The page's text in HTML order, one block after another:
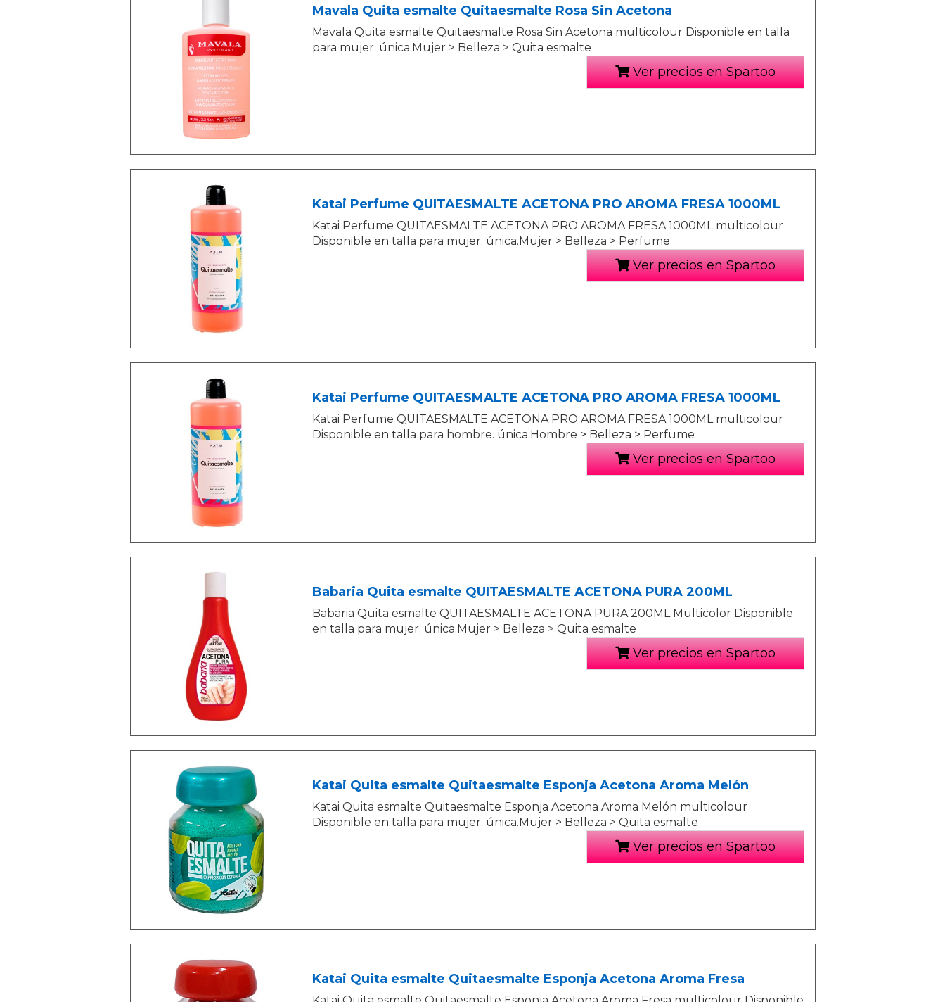
Mavala Quita esmalte Quitaesmalte Rosa Sin Acetona
Mavala Quita esmalte Quitaesmalte Rosa Sin Acetona multicolour Disponible en talla
para mujer. única.Mujer > Belleza > Quita esmalte
Ver precios en Spartoo
Katai Perfume QUITAESMALTE ACETONA PRO AROMA FRESA 1000ML
Katai Perfume QUITAESMALTE ACETONA PRO AROMA FRESA 1000ML multicolour
Disponible en talla para mujer. única.Mujer > Belleza > Perfume
Ver precios en Spartoo
Katai Perfume QUITAESMALTE ACETONA PRO AROMA FRESA 1000ML
Katai Perfume QUITAESMALTE ACETONA PRO AROMA FRESA 1000ML multicolour
Disponible en talla para hombre. única.Hombre > Belleza > Perfume
Ver precios en Spartoo
Babaria Quita esmalte QUITAESMALTE ACETONA PURA 200ML
Babaria Quita esmalte QUITAESMALTE ACETONA PURA 200ML Multicolor Disponible
en talla para mujer. única.Mujer > Belleza > Quita esmalte
Ver precios en Spartoo
Katai Quita esmalte Quitaesmalte Esponja Acetona Aroma Melón
Katai Quita esmalte Quitaesmalte Esponja Acetona Aroma Melón multicolour
Disponible en talla para mujer. única.Mujer > Belleza > Quita esmalte
Ver precios en Spartoo
Katai Quita esmalte Quitaesmalte Esponja Acetona Aroma Fresa